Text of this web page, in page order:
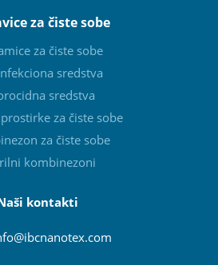
za čiste sobe
za čiste sobe
sredstva
sredstva
za čiste sobe
za čiste sobe
kombinezoni
kontakti
.com